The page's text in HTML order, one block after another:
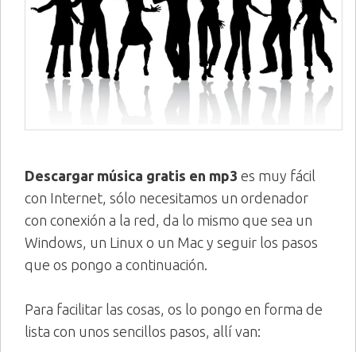
Descargar música gratis en mp3 es muy fácil
con Internet, sólo necesitamos un ordenador
con conexión a la red, da lo mismo que sea un
Windows, un Linux o un Mac y seguir los pasos
que os pongo a continuación.
Para facilitar las cosas, os lo pongo en forma de
lista con unos sencillos pasos, allí van: